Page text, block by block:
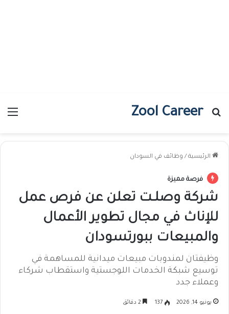
Zool Career
بحث عن
الرئيسية / وظائف في السودان
فرصة مميزة
شركة وصلـت تعلن عن فرص عمل
للإناث في مجال تطوير الأعمال
والمبيعات ببورتسودان
وظيفتان لمندوبات مبيعات ميدانية للمساهمة في
توسيع شبكة الخدمات اللوجستية واستقطاب شركاء
وعملاء جدد
يونيو 14, 2026 137